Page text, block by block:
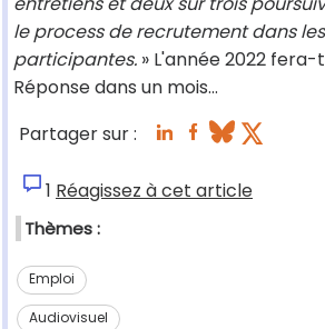
le process de recrutement dans
participantes. » L'année 2022
Réponse dans un mois...
Partager sur :
1 Réagissez à cet article
Thèmes :
Emploi
Audiovisuel